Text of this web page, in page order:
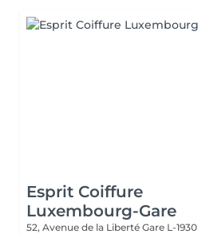
Esprit Coiffure
Luxembourg-Gare
52, Avenue de la Liberté Gare L-1930